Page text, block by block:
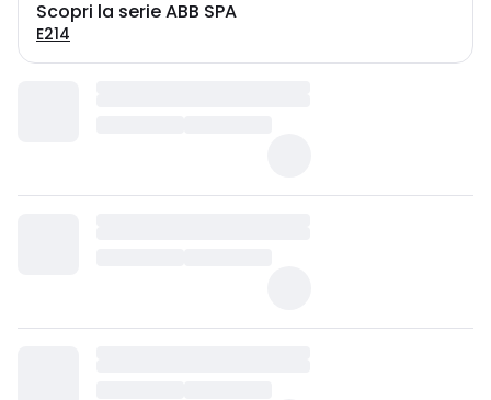
Scopri la serie ABB SPA
E214